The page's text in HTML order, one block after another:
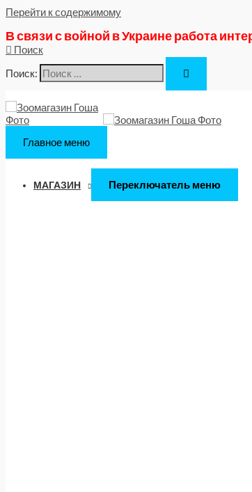
Перейти к содержимому
В связи с войной в Украине работа
Поиск
Поиск:
Главное меню
МАГАЗИН Переключатель меню